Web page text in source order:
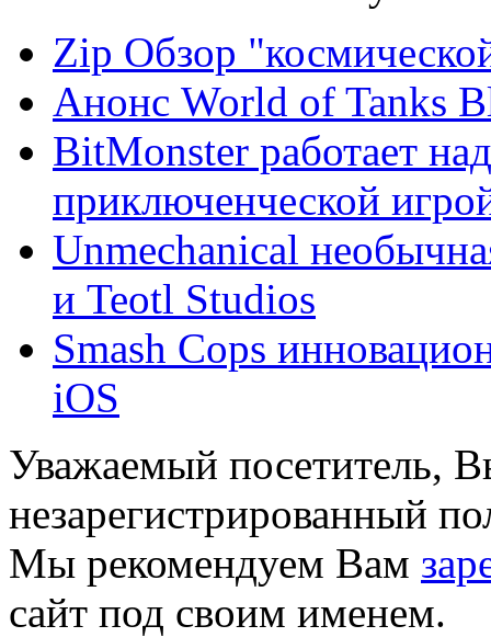
Zip Обзор
Анонс World of Tanks
BitMonster работает
приключенческой
Unmechanical
и Teotl Studios
Smash Cops
iOS
Уважаемый посетитель,
незарегистрированный
Мы рекомендуем Вам
сайт под своим именем.